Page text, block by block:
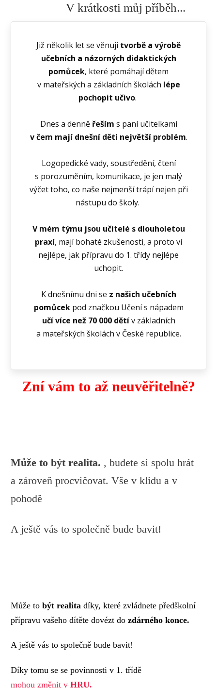
V krátkosti můj příběh...
Již několik let se věnuji tvorbě a výrobě
učebních a názorných didaktických
pomůcek, které pomáhají dětem
v mateřských a základních školách lépe
pochopit učivo.
Dnes a denně řeším s paní učitelkami
v čem mají dnešní děti největší problém.
Logopedické vady, soustředění, čtení
s porozuměním, komunikace, je jen malý
výčet toho, co naše nejmenší trápí nejen při
nástupu do školy.
V mém týmu jsou učitelé s dlouholetou
praxí, mají bohaté zkušenosti, a proto ví
nejlépe, jak přípravu do 1. třídy nejlépe
uchopit.
K dnešnímu dni se z našich učebních
pomůcek pod značkou Učení s nápadem
učí více než 70 000 dětív základních
a mateřských školách v České republice.
Zní vám to až neuvěřitelně?
Může to být realita. , budete si spolu hrát
a zároveň procvičovat. Vše v klidu a v
pohodě
A ještě vás to společně bude bavit!
Může tobýt realita díky, které zvládnete předškolní
přípravu vašeho dítěte dovézt dozdárného konce.
A ještě vás to společně bude bavit!
Díky tomu se se povinnosti v 1. třídě
mohou změnit vHRU.